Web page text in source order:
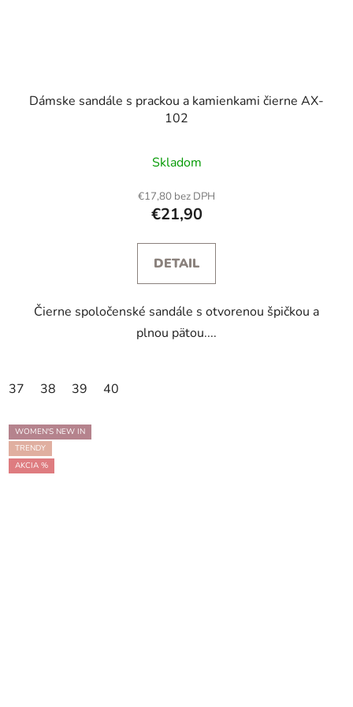
Dámske sandále s prackou a kamienkami čierne AX-
102
Skladom
€17,80 bez DPH
€21,90
DETAIL
Čierne spoločenské sandále s otvorenou špičkou a
plnou pätou....
37 38 39 40
WOMEN'S NEW IN
TRENDY
AKCIA %